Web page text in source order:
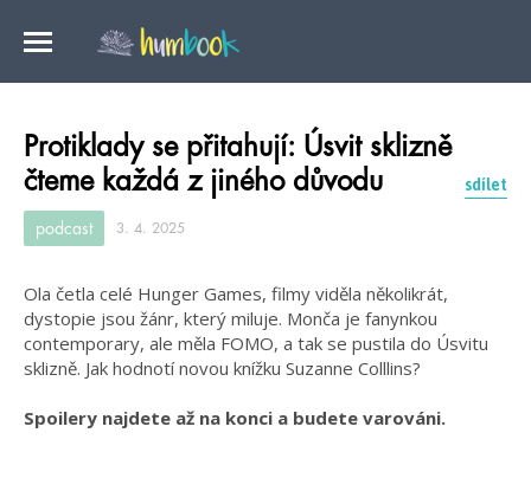
Protiklady se přitahují: Úsvit sklizně
čteme každá z jiného důvodu
sdílet
podcast 3. 4. 2025
Ola četla celé Hunger Games, filmy viděla několikrát,
dystopie jsou žánr, který miluje. Monča je fanynkou
contemporary, ale měla FOMO, a tak se pustila do Úsvitu
sklizně. Jak hodnotí novou knížku Suzanne Colllins?
Spoilery najdete až na konci a budete varováni.